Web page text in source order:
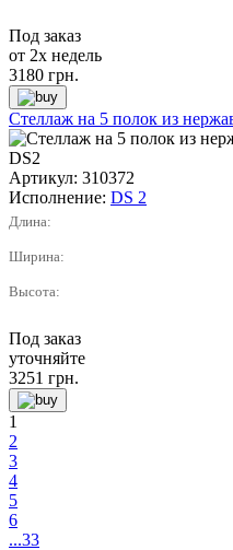
Под заказ
от 2х недель
3180 грн.
Стеллаж на 5 полок из
Артикул: 310372
Исполнение: DS 2
Длина:
Ширина:
Высота:
Под заказ
уточняйте
3251 грн.
1
2
3
4
5
6
...33